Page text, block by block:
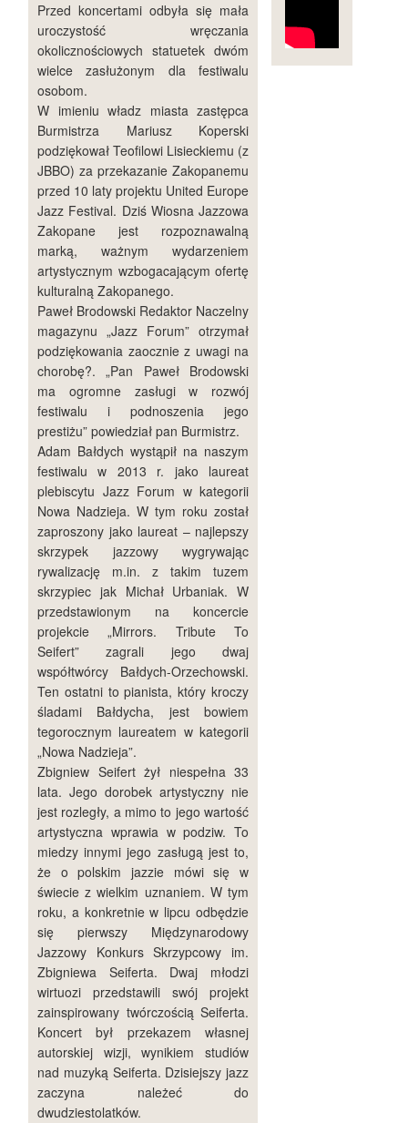
Przed koncertami odbyła się mała
uroczystość wręczania
okolicznościowych statuetek dwóm
wielce zasłużonym dla festiwalu
osobom.
W imieniu władz miasta zastępca
Burmistrza Mariusz Koperski
podziękował Teofilowi Lisieckiemu (z
JBBO) za przekazanie Zakopanemu
przed 10 laty projektu United Europe
Jazz Festival. Dziś Wiosna Jazzowa
Zakopane jest rozpoznawalną
marką, ważnym wydarzeniem
artystycznym wzbogacającym ofertę
kulturalną Zakopanego.
Paweł Brodowski Redaktor Naczelny
magazynu „Jazz Forum” otrzymał
podziękowania zaocznie z uwagi na
chorobę?. „Pan Paweł Brodowski
ma ogromne zasługi w rozwój
festiwalu i podnoszenia jego
prestiżu” powiedział pan Burmistrz.
Adam Bałdych wystąpił na naszym
festiwalu w 2013 r. jako laureat
plebiscytu Jazz Forum w kategorii
Nowa Nadzieja. W tym roku został
zaproszony jako laureat – najlepszy
skrzypek jazzowy wygrywając
rywalizację m.in. z takim tuzem
skrzypiec jak Michał Urbaniak. W
przedstawionym na koncercie
projekcie „Mirrors. Tribute To
Seifert” zagrali jego dwaj
współtwórcy Bałdych-Orzechowski.
Ten ostatni to pianista, który kroczy
śladami Bałdycha, jest bowiem
tegorocznym laureatem w kategorii
„Nowa Nadzieja”.
Zbigniew Seifert żył niespełna 33
lata. Jego dorobek artystyczny nie
jest rozległy, a mimo to jego wartość
artystyczna wprawia w podziw. To
miedzy innymi jego zasługą jest to,
że o polskim jazzie mówi się w
świecie z wielkim uznaniem. W tym
roku, a konkretnie w lipcu odbędzie
się pierwszy Międzynarodowy
Jazzowy Konkurs Skrzypcowy im.
Zbigniewa Seiferta. Dwaj młodzi
wirtuozi przedstawili swój projekt
zainspirowany twórczością Seiferta.
Koncert był przekazem własnej
autorskiej wizji, wynikiem studiów
nad muzyką Seiferta. Dzisiejszy jazz
zaczyna należeć do
dwudziestolatków.
maja